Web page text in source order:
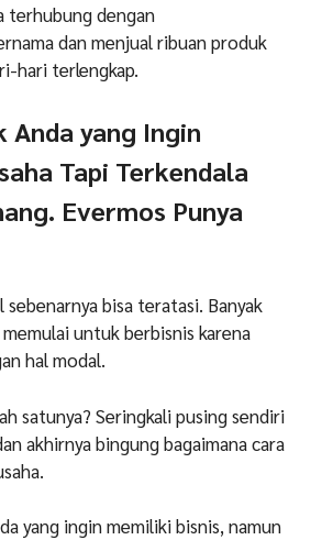
terhubung dengan
dan menjual ribuan produk
hari terlengkap.
Anda yang Ingin
Tapi Terkendala
Evermos Punya
sebenarnya bisa teratasi. Banyak
untuk berbisnis karena
hal modal.
satunya? Seringkali pusing sendiri
akhirnya bingung bagaimana cara
yang ingin memiliki bisnis, namun